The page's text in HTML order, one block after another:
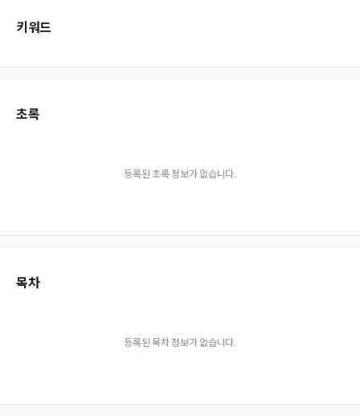
키워드
초록
등록된 초록 정보가 없습니다.
목차
등록된 목차 정보가 없습니다.